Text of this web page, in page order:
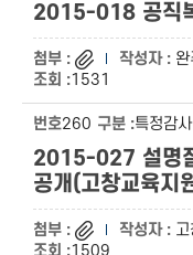
2015-018 공직
1531
260 특정감사
2015-027 설명
공개(고창교육지
1509